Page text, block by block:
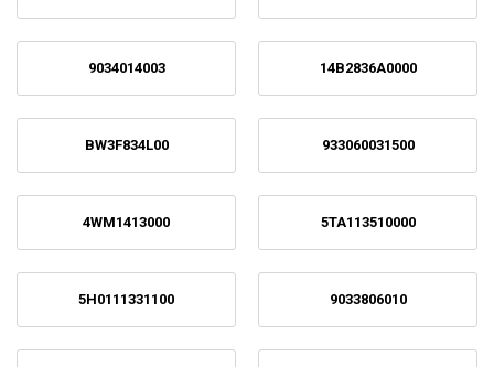
9034014003 14B2836A0000
BW3F834L00 933060031500
4WM1413000 5TA113510000
5H0111331100 9033806010